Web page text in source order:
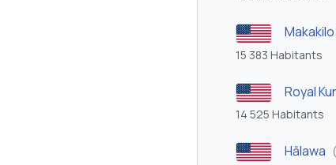
15 383 Habitants
Royal
14 525 Habitants
Hālawa